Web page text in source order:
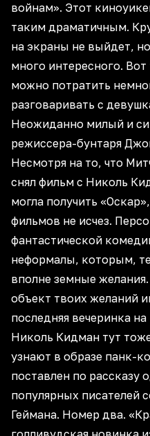
войнам». Этот
таким драматичным.
на экраны не выйдет,
много интересного. Вот
можно потратить
разговаривать с
Неожиданно милый и
режиссера-бунтаря
Несмотря на то, что
снял фильм с Николь
могла получить
фильмов не исчез.
фантастической
неформалы, которым,
вполне земные
объект твоих желаний
последняя вечеринка
Николь Кидман тут
узнают в образе панк-
поставлен по рассказу
популярных писателей
Геймана. Номер два.